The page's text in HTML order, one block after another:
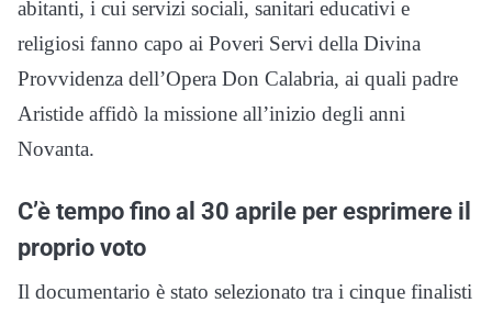
abitanti, i cui servizi sociali, sanitari educativi e
religiosi fanno capo ai Poveri Servi della Divina
Provvidenza dell’Opera Don Calabria, ai quali padre
Aristide affidò la missione all’inizio degli anni
Novanta.
C’è tempo fino al 30 aprile per esprimere il
proprio voto
Il documentario è stato selezionato tra i cinque finalisti